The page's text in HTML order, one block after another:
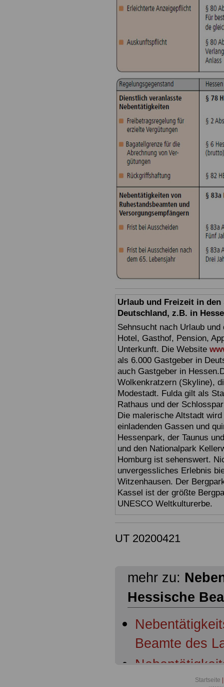
Urlaub und Freizeit in
Deutschland, z.B. in
Sehnsucht nach Urlaub
Hotel, Gasthof, Pension,
Unterkunft. Die Website
als 6.000 Gastgeber in
auch Gastgeber in
Wolkenkratzern (Skyline),
Modestadt. Fulda gilt als
Rathaus und der
Die malerische Altstadt
einladenden Gassen und
Hessenpark, der Taunus
und den Nationalpark
Homburg ist sehenswert.
unvergessliches Erlebnis
Witzenhausen. Der
Kassel ist der größte
UNESCO Weltkulturerbe.
UT 20200421
mehr zu:
Hessische
Beamte des
Startseite